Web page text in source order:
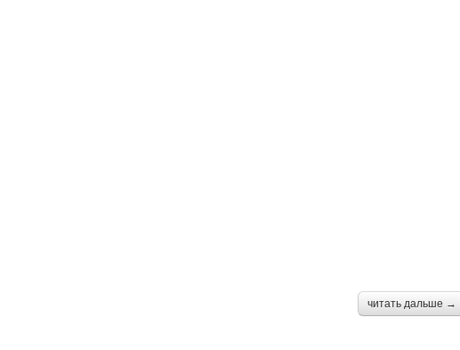
читать дальше →